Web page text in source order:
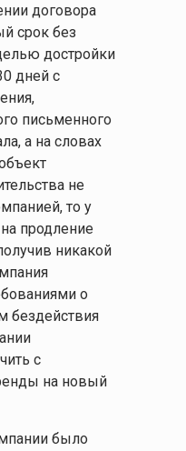
договора
срок без
достройки
дней с
письменного
а на словах
не
то у
продление
никакой
о
бездействия
с
на новый
было